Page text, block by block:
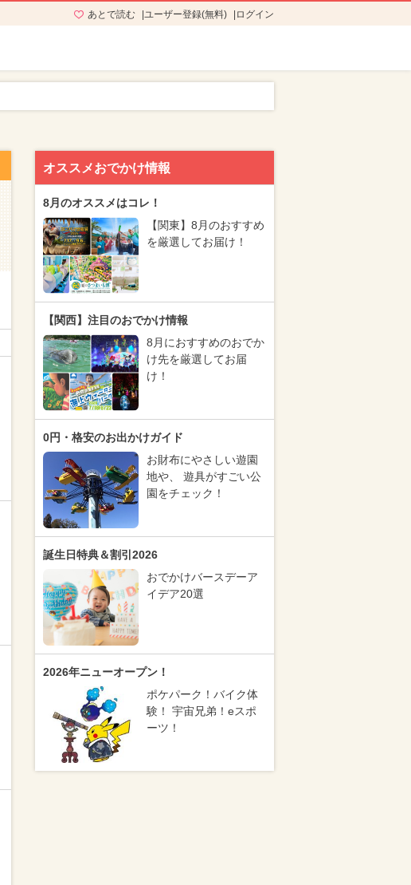
あとで読む ユーザー登録(無料) ログイン
オススメおでかけ情報
8月のオススメはコレ！
【関東】8月のおすすめ
を厳選してお届け！
【関西】注目のおでかけ情報
8月におすすめのおでか
け先を厳選してお届
け！
0円・格安のお出かけガイド
お財布にやさしい遊園
地や、 遊具がすごい公
園をチェック！
誕生日特典＆割引2026
おでかけバースデーア
イデア20選
2026年ニューオープン！
ポケパーク！バイク体
験！ 宇宙兄弟！eスポ
ーツ！